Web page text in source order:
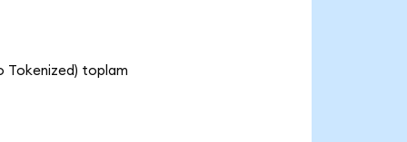
Tokenized) toplam